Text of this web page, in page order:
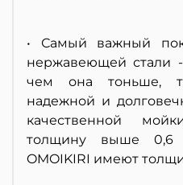
• Самый важный
нержавеющей стали
чем она тоньше,
надежной и
качественной
толщину выше
OMOIKIRI имеют